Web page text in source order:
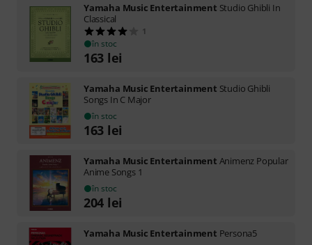
Yamaha Music Entertainment Studio Ghibli In
Classical
1
în stoc
163 lei
Yamaha Music Entertainment Studio Ghibli
Songs In C Major
în stoc
163 lei
Yamaha Music Entertainment Animenz Popular
Anime Songs 1
în stoc
204 lei
Yamaha Music Entertainment Persona5